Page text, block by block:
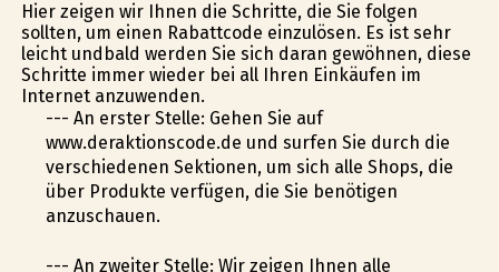
Hier zeigen wir Ihnen die Schritte, die Sie folgen
sollten, um einen Rabattcode einzulösen. Es ist sehr
leicht undbald werden Sie sich daran gewöhnen, diese
Schritte immer wieder bei all Ihren Einkäufen im
Internet anzuwenden.
--- An erster Stelle: Gehen Sie auf
www.deraktionscode.de und surfen Sie durch die
verschiedenen Sektionen, um sich alle Shops, die
über Produkte verfügen, die Sie benötigen
anzuschauen.
--- An zweiter Stelle: Wir zeigen Ihnen alle